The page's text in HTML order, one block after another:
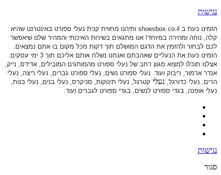
נגישות
הזמינו כעת ב shoesbox.co.il ותיהנו מחווית קנית נעלי ספורט באינטרנט שהיא
קלה, נוחה ומהירה במיוחד! אנו מתגאים בשירות האיכותי והמהיר שלנו שיאפשר
לכם לבחור ולהזמין את הדגם המושלם תוך דקות מכל מקום בו אתם נמצאים.
הזמינו כעת את הנעליים שאהבתם ואנחנו נשלח אותם אליכם תוך 3 ימי עסקים.
אצלנו תוכלו למצוא מגוון רחב של נעלי ספורט מהמותגים המובילים, אדידס, נייק,
אנדר ארמור, ריבוק ועוד. נעלי ספורט נשים, נעלי ספורט גברים, נעלי ריצה, נעלי
הרים, נעלי כדורגל, נעלי קטרגל, נעלי תינוקות, סניקרס, נעלי בנים, נעלי בנות,
נעלי אופנה, בגדי ספורט לנשים, בגדי ספורט לגברים ועוד.
נגישות
סגור